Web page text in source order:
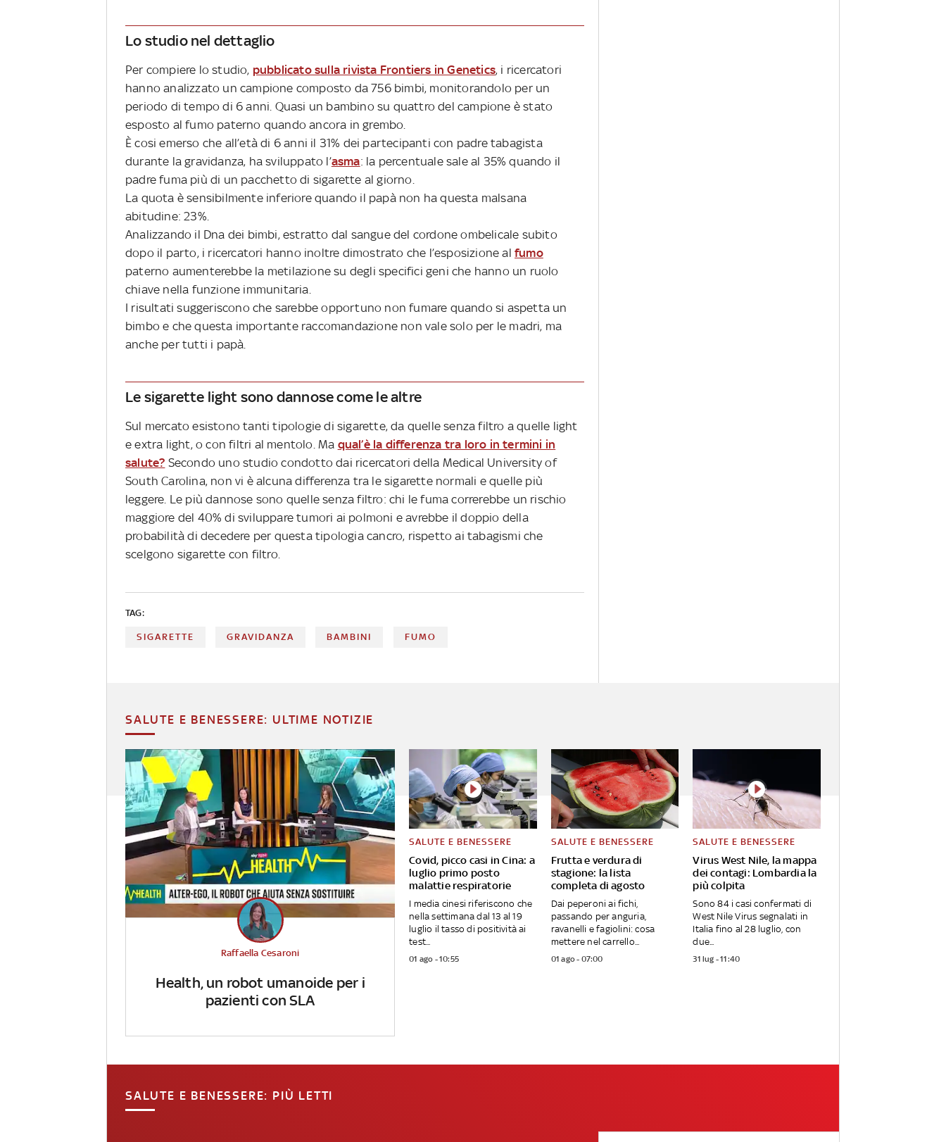
Lo studio nel dettaglio
Per compiere lo studio, pubblicato sulla rivista Frontiers in Genetics, i ricercatori
hanno analizzato un campione composto da 756 bimbi, monitorandolo per un
periodo di tempo di 6 anni. Quasi un bambino su quattro del campione è stato
esposto al fumo paterno quando ancora in grembo.
È cosi emerso che all’età di 6 anni il 31% dei partecipanti con padre tabagista
durante la gravidanza, ha sviluppato l’asma: la percentuale sale al 35% quando il
padre fuma più di un pacchetto di sigarette al giorno.
La quota è sensibilmente inferiore quando il papà non ha questa malsana
abitudine: 23%.
Analizzando il Dna dei bimbi, estratto dal sangue del cordone ombelicale subito
dopo il parto, i ricercatori hanno inoltre dimostrato che l’esposizione alfumo
paterno aumenterebbe la metilazione su degli specifici geni che hanno un ruolo
chiave nella funzione immunitaria.
I risultati suggeriscono che sarebbe opportuno non fumare quando si aspetta un
bimbo e che questa importante raccomandazione non vale solo per le madri, ma
anche per tutti i papà.
Le sigarette light sono dannose come le altre
Sul mercato esistono tanti tipologie di sigarette, da quelle senza filtro a quelle light
e extra light, o con filtri al mentolo. Ma qual’è la differenza tra loro in termini in
salute? Secondo uno studio condotto dai ricercatori della Medical University of
South Carolina, non vi è alcuna differenza tra le sigarette normali e quelle più
leggere. Le più dannose sono quelle senza filtro: chi le fuma correrebbe un rischio
maggiore del 40% di sviluppare tumori ai polmoni e avrebbe il doppio della
probabilità di decedere per questa tipologia cancro, rispetto ai tabagismi che
scelgono sigarette con filtro.
TAG:
SIGARETTE GRAVIDANZA BAMBINI FUMO
SALUTE E BENESSERE: ULTIME NOTIZIE
Health, un robot umanoide per i
pazienti con SLA
Raffaella Cesaroni
Covid, picco casi in Cina: a
luglio primo posto
malattie respiratorie
SALUTE E BENESSERE
I media cinesi riferiscono che
nella settimana dal 13 al 19
luglio il tasso di positività ai
test...
01 ago - 10:55
Frutta e verdura di
stagione: la lista
completa di agosto
SALUTE E BENESSERE
Dai peperoni ai fichi,
passando per anguria,
ravanelli e fagiolini: cosa
mettere nel carrello...
01 ago - 07:00
Virus West Nile, la mappa
dei contagi: Lombardia la
più colpita
SALUTE E BENESSERE
Sono 84 i casi confermati di
West Nile Virus segnalati in
Italia fino al 28 luglio, con
due...
31 lug - 11:40
SALUTE E BENESSERE: PIÙ LETTI